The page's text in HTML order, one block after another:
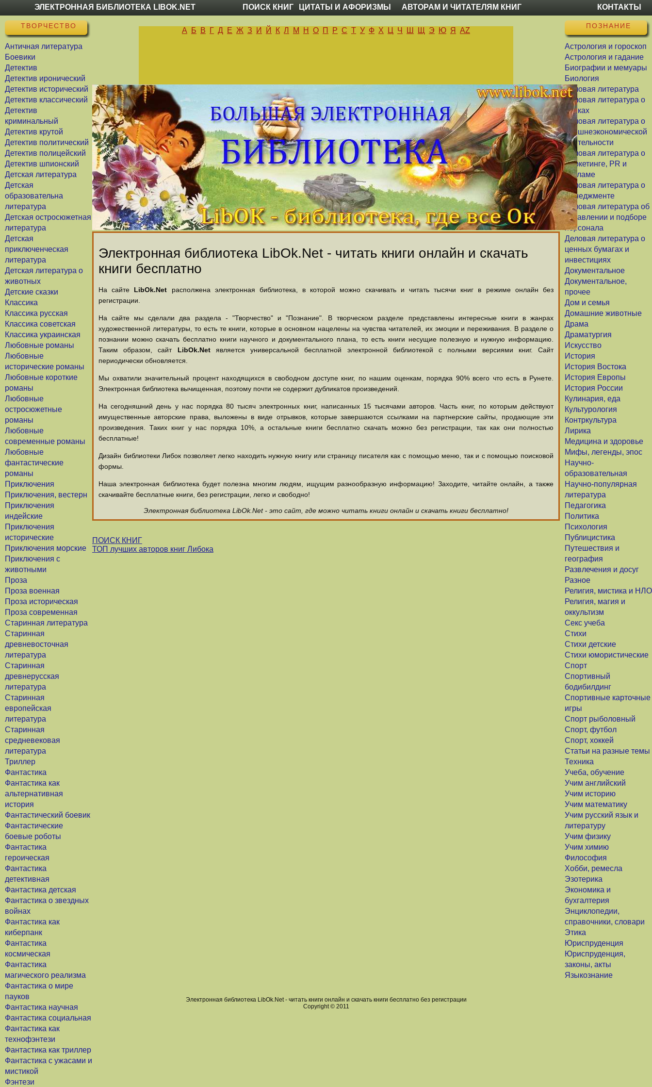
ЭЛЕКТРОННАЯ БИБЛИОТЕКА LIBOK.NET ПОИСК КНИГ ЦИТАТЫ И АФОРИЗМЫ АВТОРАМ И ЧИТАТЕЛЯМ КНИГ КОНТАКТЫ
ТВОРЧЕСТВО
Античная литература
Боевики
Детектив
Детектив иронический
Детектив исторический
Детектив классический
Детектив
криминальный
Детектив крутой
Детектив политический
Детектив полицейский
Детектив шпионский
Детская литература
Детская
образовательна
литература
Детская остросюжетная
литература
Детская
приключенческая
литература
Детская литература о
животных
Детские сказки
Классика
Классика русская
Классика советская
Классика украинская
Любовные романы
Любовные
исторические романы
Любовные короткие
романы
Любовные
остросюжетные
романы
Любовные
современные романы
Любовные
фантастические
романы
Приключения
Приключения, вестерн
Приключения
индейские
Приключения
исторические
Приключения морские
Приключения с
животными
Проза
Проза военная
Проза историческая
Проза современная
Старинная литература
Старинная
древневосточная
литература
Старинная
древнерусская
литература
Старинная
европейская
литература
Старинная
средневековая
литература
Триллер
Фантастика
Фантастика как
альтернативная
история
Фантастический боевик
Фантастические
боевые роботы
Фантастика
героическая
Фантастика
детективная
Фантастика детская
Фантастика о звездных
войнах
Фантастика как
киберпанк
Фантастика
космическая
Фантастика
магического реализма
Фантастика о мире
пауков
Фантастика научная
Фантастика социальная
Фантастика как
технофэнтези
Фантастика как триллер
Фантастика с ужасами и
мистикой
Фэнтези
ПОЗНАНИЕ
Астрология и гороскоп
Астрология и гадание
Биографии и мемуары
Биология
Деловая литература
Деловая литература о
банках
Деловая литература о
внешнеэкономической
деятельности
Деловая литература о
маркетинге, PR и
рекламе
Деловая литература о
менеджменте
Деловая литература об
управлении и подборе
персонала
Деловая литература о
ценных бумагах и
инвестициях
Документальное
Документальное,
прочее
Дом и семья
Домашние животные
Драма
Драматургия
Искусство
История
История Востока
История Европы
История России
Кулинария, еда
Культурология
Контркультура
Лирика
Медицина и здоровье
Мифы, легенды, эпос
Научно-
образовательная
Научно-популярная
литература
Педагогика
Политика
Психология
Публицистика
Путешествия и
география
Развлечения и досуг
Разное
Религия, мистика и НЛО
Религия, магия и
оккультизм
Секс учеба
Стихи
Стихи детские
Стихи юмористические
Спорт
Спортивный
бодибилдинг
Спортивные карточные
игры
Спорт рыболовный
Спорт, футбол
Спорт, хоккей
Статьи на разные темы
Техника
Учеба, обучение
Учим английский
Учим историю
Учим математику
Учим русский язык и
литературу
Учим физику
Учим химию
Философия
Хобби, ремесла
Эзотерика
Экономика и
бухгалтерия
Энциклопедии,
справочники, словари
Этика
Юриспруденция
Юриспруденция,
законы, акты
Языкознание
А Б В Г Д Е Ж З И Й К Л М Н О П Р С Т У Ф Х Ц Ч Ш Щ Э Ю Я AZ
Электронная библиотека LibOk.Net - читать книги онлайн и скачать
книги бесплатно
На сайте LibOk.Net располжена электронная библиотека, в которой можно скачивать и читать тысячи книг в режиме онлайн без
регистрации.
На сайте мы сделали два раздела - "Творчество" и "Познание". В творческом разделе представлены интересные книги в жанрах
художественной литературы, то есть те книги, которые в основном нацелены на чувства читателей, их эмоции и переживания. В разделе о
познании можно скачать бесплатно книги научного и документального плана, то есть книги несущие полезную и нужную информацию.
Таким образом, сайт LibOk.Netявляется универсальной бесплатной электронной библиотекой с полными версиями книг. Сайт
периодически обновляется.
Мы охватили значительный процент находящихся в свободном доступе книг, по нашим оценкам, порядка 90% всего что есть в Рунете.
Электронная библиотека вычищенная, поэтому почти не содержит дубликатов произведений.
На сегодняшний день у нас порядка 80 тысяч электронных книг, написанных 15 тысячами авторов. Часть книг, по которым действуют
имущественные авторские права, выложены в виде отрывков, которые завершаются ссылками на партнерские сайты, продающие эти
произведения. Таких книг у нас порядка 10%, а остальные книги бесплатно скачать можно без регистрации, так как они полностью
бесплатные!
Дизайн библиотеки Либок позволяет легко находить нужную книгу или страницу писателя как с помощью меню, так и с помощью поисковой
формы.
Наша электронная библиотека будет полезна многим людям, ищущим разнообразную информацию! Заходите, читайте онлайн, а также
скачивайте бесплатные книги, без регистрации, легко и свободно!
Электронная библиотека LibOk.Net - это сайт, где можно читать книги онлайн и скачать книги бесплатно!
ПОИСК КНИГ
ТОП лучших авторов книг Либока
Электронная библиотека LibOk.Net - читать книги онлайн и скачать книги бесплатно без регистрации
Copyright © 2011